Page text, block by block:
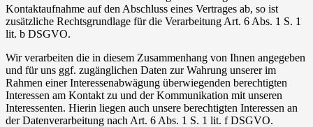
Kontaktaufnahme auf den Abschluss eines Vertrages ab, so ist
zusätzliche Rechtsgrundlage für die Verarbeitung Art. 6 Abs. 1 S. 1
lit. b DSGVO.
Wir verarbeiten die in diesem Zusammenhang von Ihnen angegeben
und für uns ggf. zugänglichen Daten zur Wahrung unserer im
Rahmen einer Interessenabwägung überwiegenden berechtigten
Interessen am Kontakt zu und der Kommunikation mit unseren
Interessenten. Hierin liegen auch unsere berechtigten Interessen an
der Datenverarbeitung nach Art. 6 Abs. 1 S. 1 lit. f DSGVO.